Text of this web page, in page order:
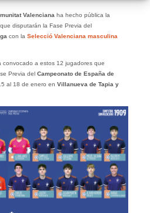
Valenciana ha hecho pública la
disputarán la Fase Previa del
con la Selecció Valenciana masculina
a estos 12 jugadores que
Previa del Campeonato de España de
al 18 de enero en Villanueva de Tapia y